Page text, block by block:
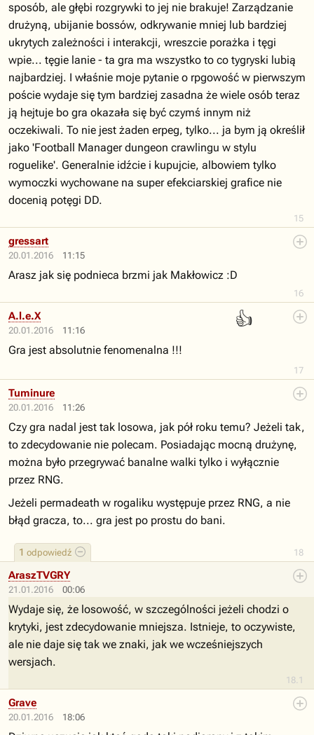
15
sposób, ale głębi rozgrywki to jej nie brakuje! Zarządzanie
drużyną, ubijanie bossów, odkrywanie mniej lub bardziej
ukrytych zależności i interakcji, wreszcie porażka i tęgi
wpie... tęgie lanie - ta gra ma wszystko to co tygryski lubią
najbardziej. I właśnie moje pytanie o rpgowość w pierwszym
poście wydaje się tym bardziej zasadna że wiele osób teraz
ją hejtuje bo gra okazała się być czymś innym niż
oczekiwali. To nie jest żaden erpeg, tylko... ja bym ją określił
jako 'Football Manager dungeon crawlingu w stylu
roguelike'. Generalnie idźcie i kupujcie, albowiem tylko
wymoczki wychowane na super efekciarskiej grafice nie
docenią potęgi DD.
20.01.2016 11:15
16
gressart
Arasz jak się podnieca brzmi jak Makłowicz :D
20.01.2016 11:16
👍
17
A.l.e.X
Gra jest absolutnie fenomenalna !!!
20.01.2016 11:26
18
1 odpowiedź
Tuminure
Czy gra nadal jest tak losowa, jak pół roku temu? Jeżeli tak,
to zdecydowanie nie polecam. Posiadając mocną drużynę,
można było przegrywać banalne walki tylko i wyłącznie
przez RNG.
Jeżeli permadeath w rogaliku występuje przez RNG, a nie
błąd gracza, to... gra jest po prostu do bani.
21.01.2016 00:06
18.1
AraszTVGRY
Wydaje się, że losowość, w szczególności jeżeli chodzi o
krytyki, jest zdecydowanie mniejsza. Istnieje, to oczywiste,
ale nie daje się tak we znaki, jak we wcześniejszych
wersjach.
20.01.2016 18:06
Grave